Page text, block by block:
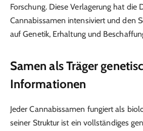
Forschung. Diese Verlagerung hat die
Cannabissamen intensiviert und den
auf Genetik, Erhaltung und
Samen als Träger
Informationen
Jeder Cannabissamen fungiert als
seiner Struktur ist ein vollständiges